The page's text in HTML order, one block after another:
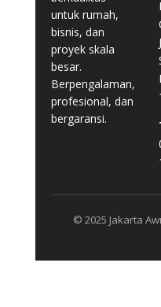
untuk rumah,
bisnis, dan
proyek skala
besar.
Berpengalaman,
profesional, dan
bergaransi.
© 2025 Jakarta